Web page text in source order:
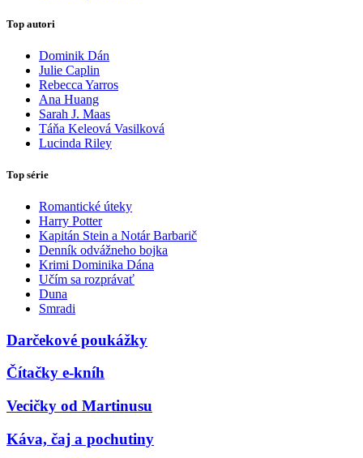
Top autori
Dominik Dán
Julie Caplin
Rebecca Yarros
Ana Huang
Sarah J. Maas
Táňa Keleová Vasilková
Lucinda Riley
Top série
Romantické úteky
Harry Potter
Kapitán Stein a Notár Barbarič
Denník odvážneho bojka
Krimi Dominika Dána
Učím sa rozprávať
Duna
Smradi
Darčekové poukážky
Čítačky e-kníh
Vecičky od Martinusu
Káva, čaj a pochutiny